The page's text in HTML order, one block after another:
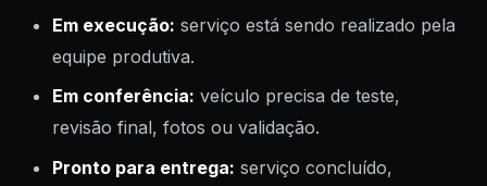
Em execução: serviço está sendo realizado pela
equipe produtiva.
Em conferência: veículo precisa de teste,
revisão final, fotos ou validação.
Pronto para entrega: serviço concluído,